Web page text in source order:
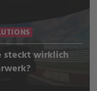
steckt wirklich